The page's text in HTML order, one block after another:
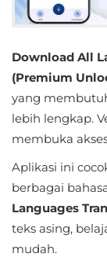
Hypercasual
Music
Puzzle
Racing
Role
Playing
Sandbox
Download All
(Premium
yang
lebih lengkap.
membuka
Aplikasi ini
berbagai
Languages
teks asing,
mudah.